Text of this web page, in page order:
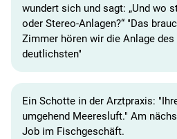
wundert sich und sagt: „Und wo
oder Stereo-Anlagen?“ "Das
Zimmer hören wir die Anlage
deutlichsten"
Ein Schotte in der Arztpraxis:
umgehend Meeresluft." Am
Job im Fischgeschäft.